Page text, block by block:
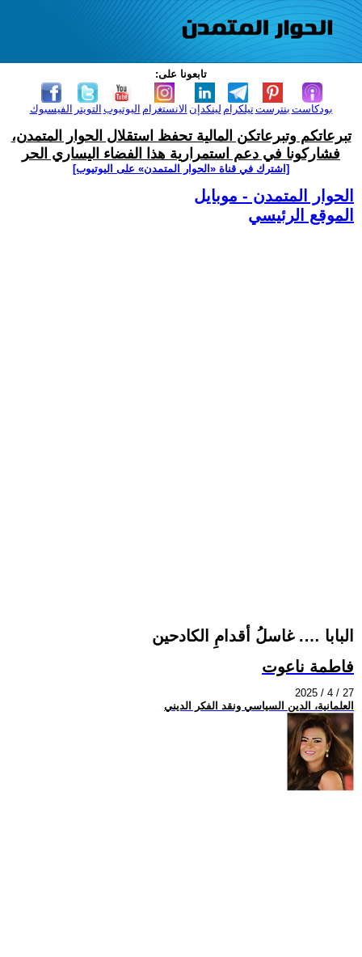
تابعونا على:
الفيسبوك التويتر اليوتيوب الانستغرام لينكدإن تيلكرامبنترست بودكاست
تبرعاتكم وتبرعاتكن المالية تحفظ استقلال الحوار المتمدن،
فشاركونا في دعم استمرارية هذا الفضاء اليساري الحر
[اشترك في قناة ‫«الحوار المتمدن» على اليوتيوب]
الحوار المتمدن - موبايل
الموقع الرئيسي
البابا …. غاسلُ أقدامِ الكادحين
فاطمة ناعوت
2025 / 4 / 27
العلمانية، الدين السياسي ونقد الفكر الديني